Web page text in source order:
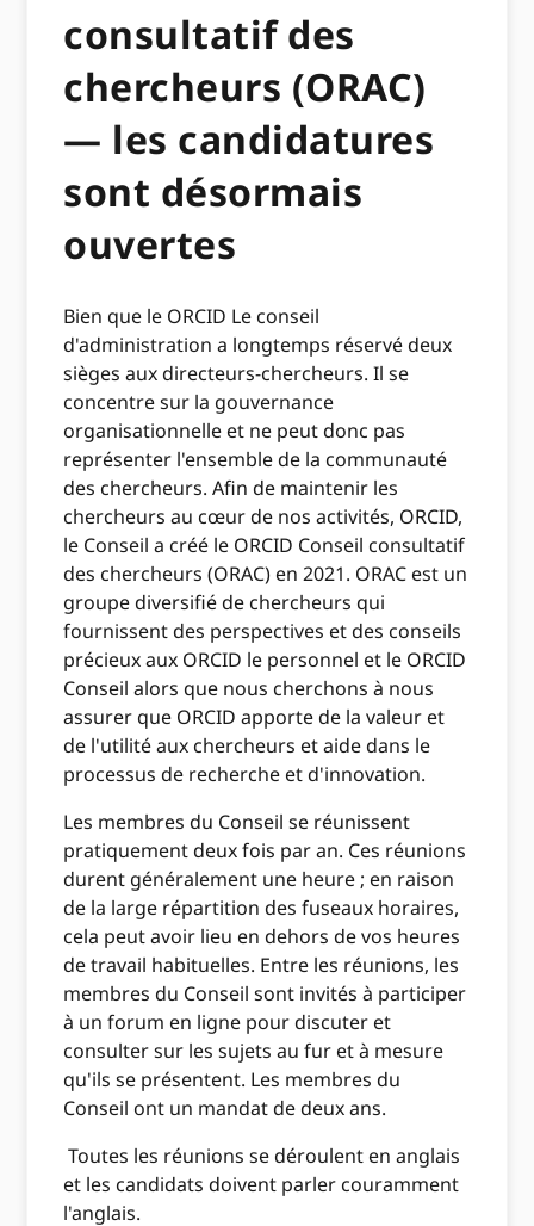
consultatif des
chercheurs (ORAC)
— les candidatures
sont désormais
ouvertes
Bien que le ORCID Le conseil
d'administration a longtemps réservé deux
sièges aux directeurs-chercheurs. Il se
concentre sur la gouvernance
organisationnelle et ne peut donc pas
représenter l'ensemble de la communauté
des chercheurs. Afin de maintenir les
chercheurs au cœur de nos activités, ORCID,
le Conseil a créé le ORCID Conseil consultatif
des chercheurs (ORAC) en 2021. ORAC est un
groupe diversifié de chercheurs qui
fournissent des perspectives et des conseils
précieux aux ORCID le personnel et le ORCID
Conseil alors que nous cherchons à nous
assurer que ORCID apporte de la valeur et
de l'utilité aux chercheurs et aide dans le
processus de recherche et d'innovation.
Les membres du Conseil se réunissent
pratiquement deux fois par an. Ces réunions
durent généralement une heure ; en raison
de la large répartition des fuseaux horaires,
cela peut avoir lieu en dehors de vos heures
de travail habituelles. Entre les réunions, les
membres du Conseil sont invités à participer
à un forum en ligne pour discuter et
consulter sur les sujets au fur et à mesure
qu'ils se présentent. Les membres du
Conseil ont un mandat de deux ans.
Toutes les réunions se déroulent en anglais
et les candidats doivent parler couramment
l'anglais.